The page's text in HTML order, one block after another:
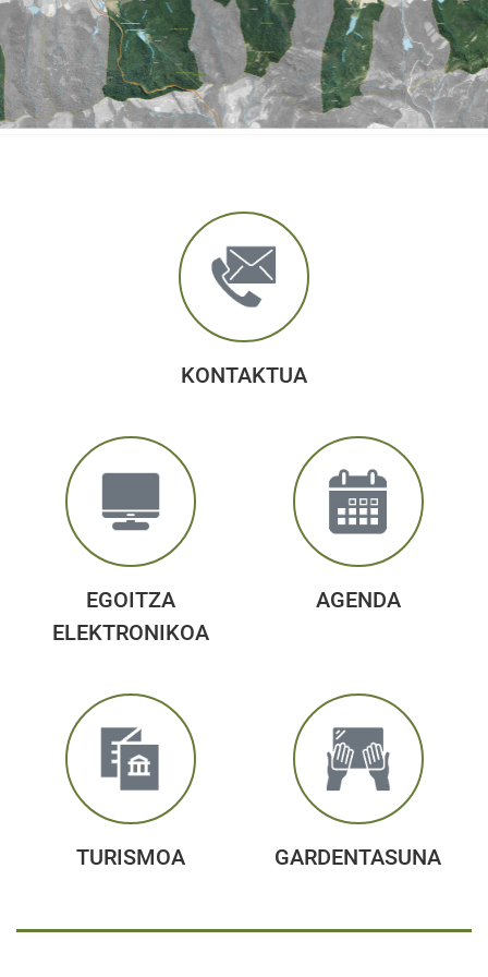
KONTAKTUA
EGOITZA
ELEKTRONIKOA
AGENDA
TURISMOA GARDENTASUNA